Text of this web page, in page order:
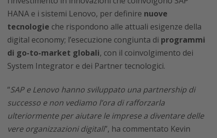
HANA e i sistemi Lenovo, per definire nuove
tecnologie che rispondono alle attuali esigenze della
digital economy; l’esecuzione congiunta di programmi
di go-to-market globali, con il coinvolgimento dei
System Integrator e dei Partner tecnologici.
“SAP e Lenovo hanno sviluppato una partnership di
successo e non vediamo l’ora di rafforzarla
ulteriormente per aiutare le imprese a diventare delle
vere organizzazioni digitali”, ha commentato Kevin